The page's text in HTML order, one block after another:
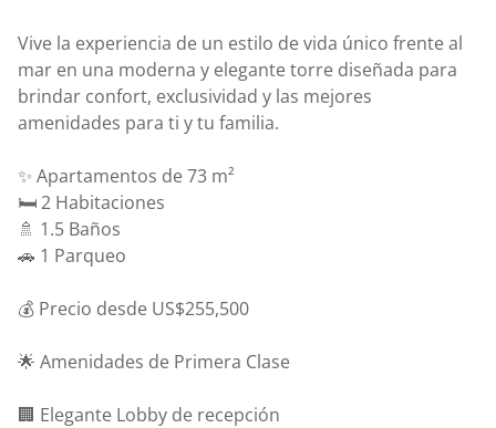
Vive la experiencia de un estilo de vida único frente al
mar en una moderna y elegante torre diseñada para
brindar confort, exclusividad y las mejores
amenidades para ti y tu familia.
✨ Apartamentos de 73 m²
🛏️ 2 Habitaciones
🚿 1.5 Baños
🚗 1 Parqueo
💰 Precio desde US$255,500
🌟 Amenidades de Primera Clase
🏢 Elegante Lobby de recepción